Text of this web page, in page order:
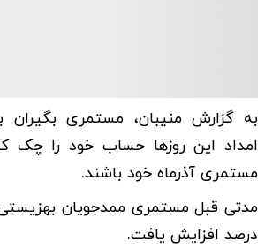
به گزارش منیبان، مستمری بگیران
امداد این روزها حساب خود را چک
مستمری آذرماه خود باشند.
درصد افزایش یافت.